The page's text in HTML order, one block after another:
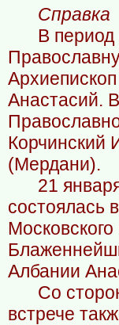
Справка
В период
Анастасий.
Корчинский
(Мердани).
21
состоялась
Албании
Со
встрече